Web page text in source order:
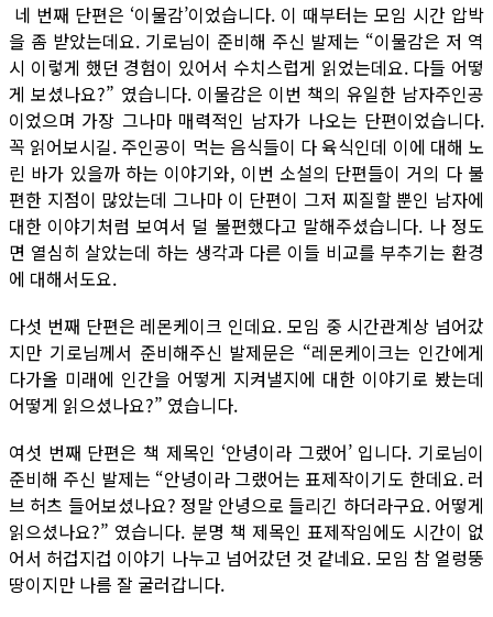
네 번째 단편은 ‘이물감’이었습니다. 이 때부터는 모임 시간 압박
을 좀 받았는데요. 기로님이 준비해 주신 발제는 “이물감은 저 역
시 이렇게 했던 경험이 있어서 수치스럽게 읽었는데요. 다들 어떻
게 보셨나요?” 였습니다. 이물감은 이번 책의 유일한 남자주인공
이었으며 가장 그나마 매력적인 남자가 나오는 단편이었습니다.
꼭 읽어보시길. 주인공이 먹는 음식들이 다 육식인데 이에 대해 노
린 바가 있을까 하는 이야기와, 이번 소설의 단편들이 거의 다 불
편한 지점이 많았는데 그나마 이 단편이 그저 찌질할 뿐인 남자에
대한 이야기처럼 보여서 덜 불편했다고 말해주셨습니다. 나 정도
면 열심히 살았는데 하는 생각과 다른 이들 비교를 부추기는 환경
에 대해서도요.
다섯 번째 단편은 레몬케이크 인데요. 모임 중 시간관계상 넘어갔
지만 기로님께서 준비해주신 발제문은 “레몬케이크는 인간에게
다가올 미래에 인간을 어떻게 지켜낼지에 대한 이야기로 봤는데
어떻게 읽으셨나요?” 였습니다.
여섯 번째 단편은 책 제목인 ‘안녕이라 그랬어’ 입니다. 기로님이
준비해 주신 발제는 “안녕이라 그랬어는 표제작이기도 한데요. 러
브 허츠 들어보셨나요? 정말 안녕으로 들리긴 하더라구요. 어떻게
읽으셨나요?” 였습니다. 분명 책 제목인 표제작임에도 시간이 없
어서 허겁지겁 이야기 나누고 넘어갔던 것 같네요. 모임 참 얼렁뚱
땅이지만 나름 잘 굴러갑니다.